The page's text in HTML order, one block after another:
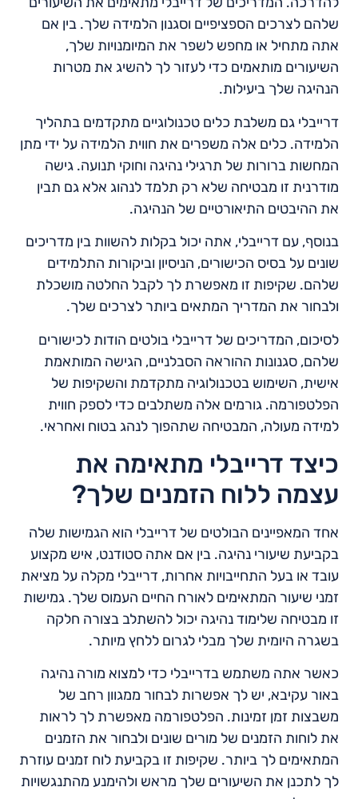
שלהם לצרכים הספציפיים וסגנון הלמידה שלך. בין אם
אתה מתחיל או מחפש לשפר את המיומנויות שלך,
השיעורים מותאמים כדי לעזור לך להשיג את מטרות
הנהיגה שלך ביעילות.
דרייבלי גם משלבת כלים טכנולוגיים מתקדמים בתהליך
הלמידה. כלים אלה משפרים את חווית הלמידה על ידי מתן
המחשות ברורות של תרגילי נהיגה וחוקי תנועה. גישה
מודרנית זו מבטיחה שלא רק תלמד לנהוג אלא גם תבין
את ההיבטים התיאורטיים של הנהיגה.
בנוסף, עם דרייבלי, אתה יכול בקלות להשוות בין מדריכים
שונים על בסיס הכישורים, הניסיון וביקורות התלמידים
שלהם. שקיפות זו מאפשרת לך לקבל החלטה מושכלת
ולבחור את המדריך המתאים ביותר לצרכים שלך.
לסיכום, המדריכים של דרייבלי בולטים הודות לכישורים
שלהם, סגנונות ההוראה הסבלניים, הגישה המותאמת
אישית, השימוש בטכנולוגיה מתקדמת והשקיפות של
הפלטפורמה. גורמים אלה משתלבים כדי לספק חווית
למידה מעולה, המבטיחה שתהפוך לנהג בטוח ואחראי.
כיצד דרייבלי מתאימה את
עצמה ללוח הזמנים שלך?
אחד המאפיינים הבולטים של דרייבלי הוא הגמישות שלה
בקביעת שיעורי נהיגה. בין אם אתה סטודנט, איש מקצוע
עובד או בעל התחייבויות אחרות, דרייבלי מקלה על מציאת
זמני שיעור המתאימים לאורח החיים העמוס שלך. גמישות
זו מבטיחה שלימוד נהיגה יכול להשתלב בצורה חלקה
בשגרה היומית שלך מבלי לגרום ללחץ מיותר.
כאשר אתה משתמש בדרייבלי כדי למצוא מורה נהיגה
באור עקיבא, יש לך אפשרות לבחור ממגוון רחב של
משבצות זמן זמינות. הפלטפורמה מאפשרת לך לראות
את לוחות הזמנים של מורים שונים ולבחור את הזמנים
המתאימים לך ביותר. שקיפות זו בקביעת לוח זמנים עוזרת
לך לתכנן את השיעורים שלך מראש ולהימנע מהתנגשויות